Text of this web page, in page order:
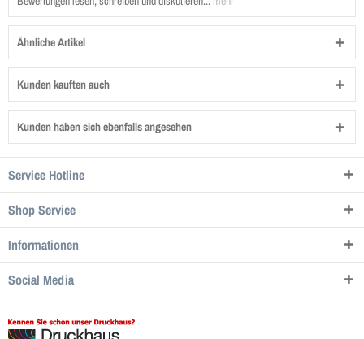
Ähnliche Artikel
Kunden kauften auch
Kunden haben sich ebenfalls angesehen
Service Hotline
Shop Service
Informationen
Social Media